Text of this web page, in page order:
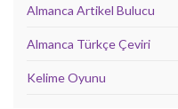
Almanca Artikel Bulucu
Almanca Türkçe Çeviri
Kelime Oyunu